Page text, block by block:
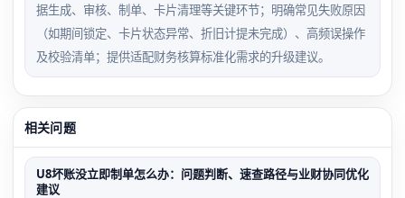
据生成、审核、制单、卡片清理等关键环节；明确常见失败原因
（如期间锁定、卡片状态异常、折旧计提未完成）、高频误操作
及校验清单；提供适配财务核算标准化需求的升级建议。
相关问题
U8坏账没立即制单怎么办：问题判断、速查路径与业财协同优化
建议